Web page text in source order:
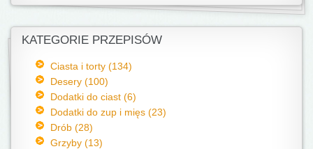
KATEGORIE PRZEPISÓW
Ciasta i torty (134)
Desery (100)
Dodatki do ciast (6)
Dodatki do zup i mięs (23)
Drób (28)
Grzyby (13)